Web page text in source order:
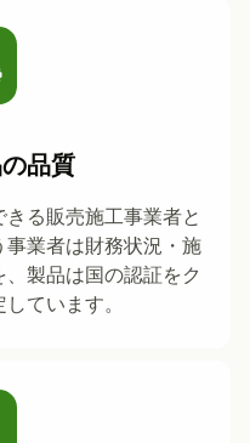
品質
る販売施工事業者と
業者は財務状況・施
製品は国の認証をク
ています。